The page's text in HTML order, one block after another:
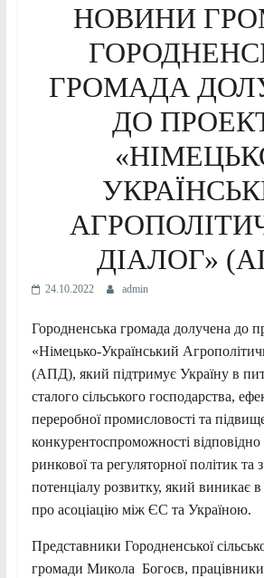
НОВИНИ
ГРОМАДА
ДО
ДІАЛОГ»
24.10.2022 admin
Городненська громада долучена до
«Німецько-Український
(АПД), який підтримує Україну в
сталого сільського господарства,
переробної промисловості та
конкурентоспроможності
ринкової та регуляторної політик та
потенціалу розвитку, який виникає
про асоціацію між ЄС та Україною.
Представники Городненської
громади Микола Богоєв, працівники